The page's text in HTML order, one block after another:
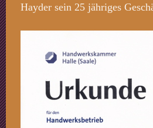
Hayder sein 25 jähriges